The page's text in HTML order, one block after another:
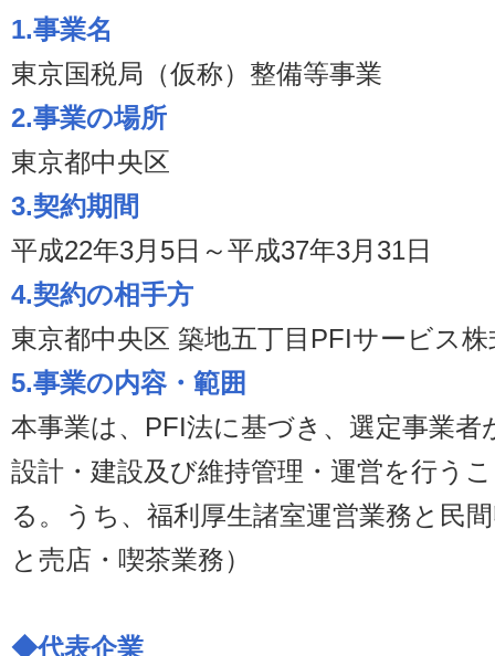
1.事業名
東京国税局（仮称）整備等事業
2.事業の場所
東京都中央区
3.契約期間
平成22年3月5日～平成37年3月31日
4.契約の相手方
東京都中央区 築地五丁目PFIサービス株
5.事業の内容・範囲
本事業は、PFI法に基づき、選定事業者
設計・建設及び維持管理・運営を行う
る。うち、福利厚生諸室運営業務と民
と売店・喫茶業務）
◆代表企業